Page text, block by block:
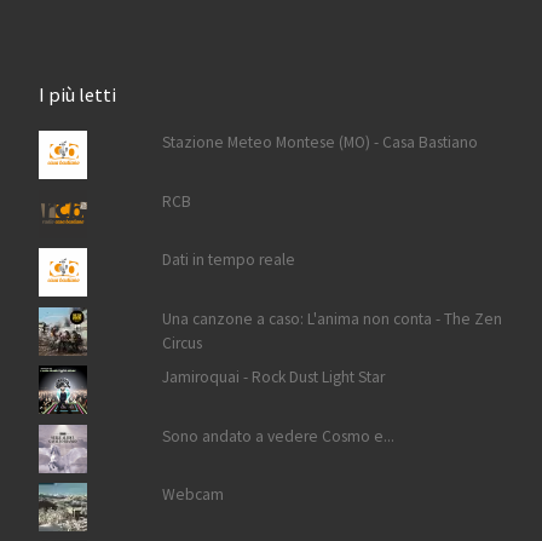
I più letti
Stazione Meteo Montese (MO) - Casa Bastiano
RCB
Dati in tempo reale
Una canzone a caso: L'anima non conta - The Zen
Circus
Jamiroquai - Rock Dust Light Star
Sono andato a vedere Cosmo e...
Webcam